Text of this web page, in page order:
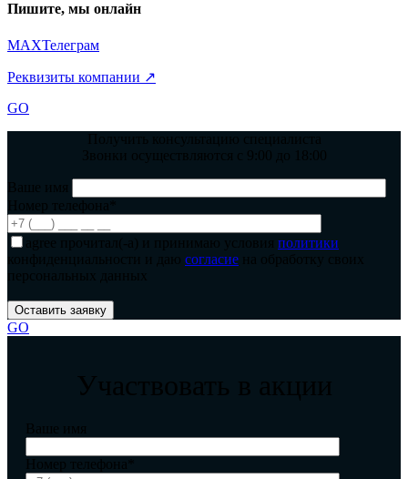
Пишите, мы онлайн
MAXТелеграм
Реквизиты компании ↗
GO
Получить консультацию специалиста
Звонки осуществляются с 9:00 до 18:00
Ваше имя
Номер телефона*
agree прочитал(-а) и принимаю условия политики
конфиденциальности и даю согласие на обработку своих
персональных данных
GO
Участвовать в акции
Ваше имя
Номер телефона*